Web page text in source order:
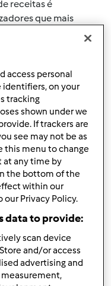
receitas é
que mais
de pontos, atingirá
de pontos.
de
abaixo, pode
adicionados à sua
Por favor
e veja quantos
nível.
pontos,
=5 pontos)
access personal
identifiers, on your
tracking
shown under we
If trackers are
see may not be as
this menu to change
at any time by
the bottom of the
within our
our Privacy Policy.
data to provide:
scan device
and/or access
advertising and